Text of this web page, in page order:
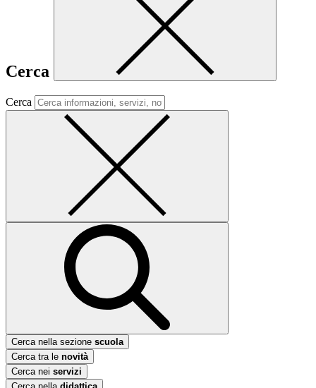
Cerca
Cerca
Cerca nella sezione scuola
Cerca tra le novità
Cerca nei servizi